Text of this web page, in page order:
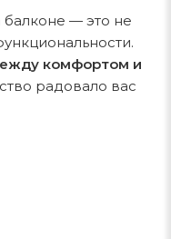
балконе — это не
комфортом и
радовало вас